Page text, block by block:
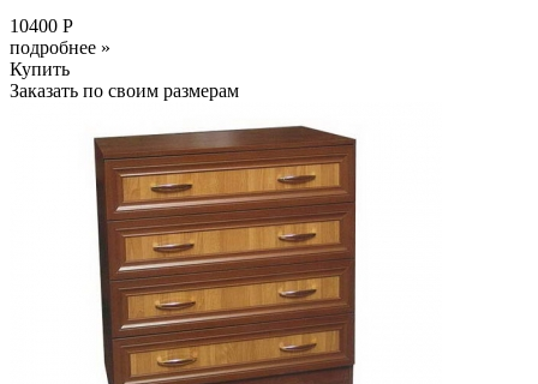
10400 Р
подробнее »
Купить
Заказать по своим размерам